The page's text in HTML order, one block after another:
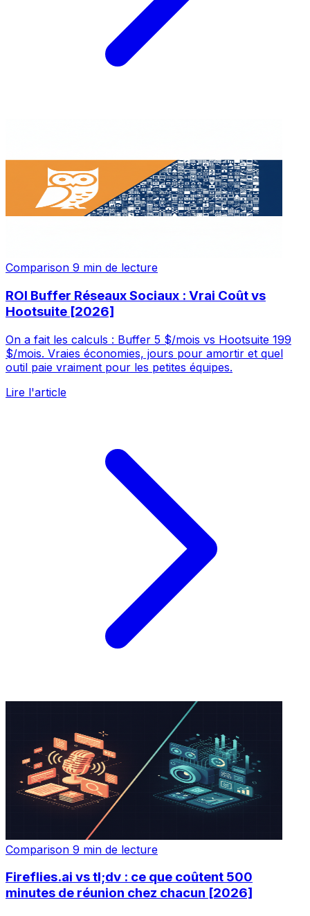
Comparison 9 min de lecture
ROI Buffer Réseaux Sociaux : Vrai Coût vs
Hootsuite [2026]
On a fait les calculs : Buffer 5 $/mois vs Hootsuite 199
$/mois. Vraies économies, jours pour amortir et quel
outil paie vraiment pour les petites équipes.
Lire l'article
Comparison 9 min de lecture
Fireflies.ai vs tl;dv : ce que coûtent 500
minutes de réunion chez chacun [2026]